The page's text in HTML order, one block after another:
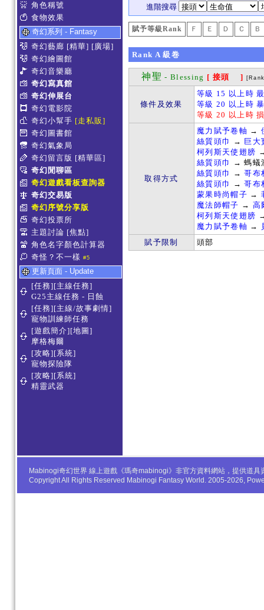
角色稱號
食物效果
奇幻系列 - Fantasy
奇幻藝廊 [精華] [廣場]
奇幻繪圖館
奇幻音樂廳
奇幻寫真館
奇幻伸展台
奇幻電影院
奇幻小幫手 [走私販]
奇幻圖書館
奇幻氣象局
奇幻留言版 [精華區]
奇幻閒聊區
奇幻遊戲看板查詢器
奇幻交易版
奇幻序號分享版
奇幻投票所
主題討論 [焦點]
角色名字顏色計算器
奇怪？不一樣 #5
更新頁面 - Update
[任務][主線任務]
G25主線任務 - 日蝕
[任務][主線/故事劇情]
寵物訓練師任務
[遊戲簡介][地圖]
摩格梅爾
[攻略][系統]
寵物探險隊
[攻略][系統]
精靈武器
進階搜尋
賦予等級Rank Ｆ Ｅ Ｄ Ｃ Ｂ
Rank A 級卷
神聖 - Blessing [ 接頭 ]
條件及效果
等級 15 以上時
等級 20 以上時
等級 20 以上時
取得方式
魔力賦予卷軸 →
絲質頭巾
→ 巨大
柯列斯天使翅膀
絲質頭巾
→ 螞蟻
絲質頭巾
→哥布
絲質頭巾
→哥布
蒙果時尚帽子 →
魔法師帽子 → 高
柯列斯天使翅膀
魔力賦予卷軸 →
賦予限制
頭部
Mabinogi奇幻世界 線上遊戲《瑪奇mabinogi》非官方資料網站，提供道
Copyright All Rights Reserved Mabinogi Fantasy World. 2005-2026,